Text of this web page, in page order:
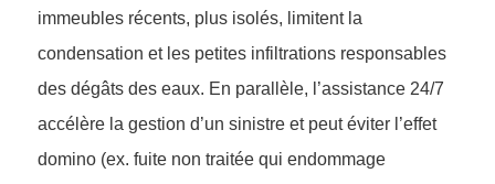
immeubles récents, plus isolés, limitent la
condensation et les petites infiltrations responsables
des dégâts des eaux. En parallèle, l’assistance 24/7
accélère la gestion d’un sinistre et peut éviter l’effet
domino (ex. fuite non traitée qui endommage